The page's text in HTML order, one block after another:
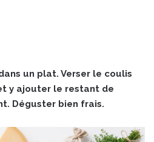
un plat. Verser le coulis
y ajouter le restant de
Déguster bien frais.